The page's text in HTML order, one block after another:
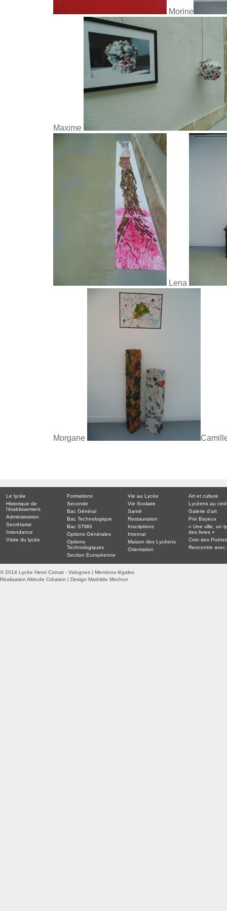
Morine
Maxime
Lena
Morgane
Le lycée
Historique de
l’établissement
Administration
Secrétariat
Intendance
Visite du lycée
Formations
Seconde
Bac Général
Bac Technologique
Bac STMG
Options Générales
Options
Technologiques
Section Européenne
Vie au Lycée
Vie Scolaire
Santé
Restauration
Inscriptions
Internat
Maison des Lycéens
Orientation
Art et culture
Lycéens au
Galerie d’art
Prix Bayeux
« Une ville, un
des livres »
Coin des Poètes
Rencontre
© 2014 Lycée Henri Cornat - Valognes | Mentions légales
Réalisation Altitude Création | Design Mathilde Mochon